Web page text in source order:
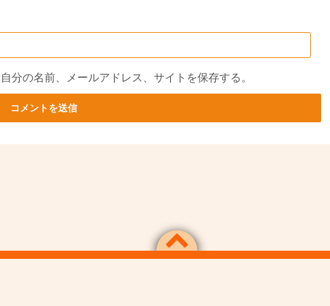
分の名前、メールアドレス、サイトを保存する。